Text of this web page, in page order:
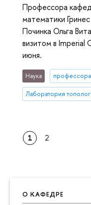
О КАФЕДРЕ
Профессора
математики
Починка Ольга
визитом в Imperial
июня.
Наука профессора
Лаборатория
1 2